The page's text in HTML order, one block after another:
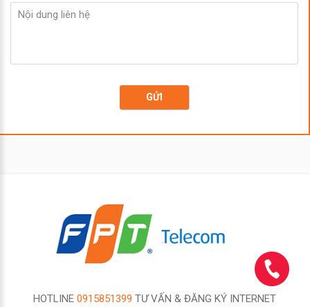
GỬI
HOTLINE 0915851399 TƯ VẤN & ĐĂNG KÝ INTERNET